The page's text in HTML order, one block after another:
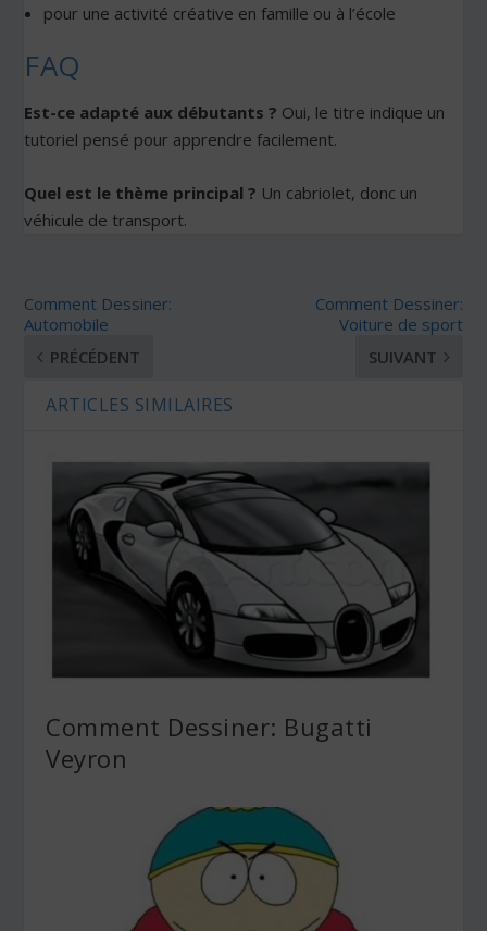
pour une activité créative en famille ou à l’école
FAQ
Est-ce adapté aux débutants ? Oui, le titre indique un
tutoriel pensé pour apprendre facilement.
Quel est le thème principal ? Un cabriolet, donc un
véhicule de transport.
Comment Dessiner:
Automobile
PRÉCÉDENT
Comment Dessiner:
Voiture de sport
SUIVANT
ARTICLES SIMILAIRES
Comment Dessiner: Bugatti
Veyron